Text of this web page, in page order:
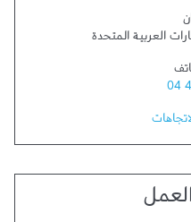
العربية المتحدة
04